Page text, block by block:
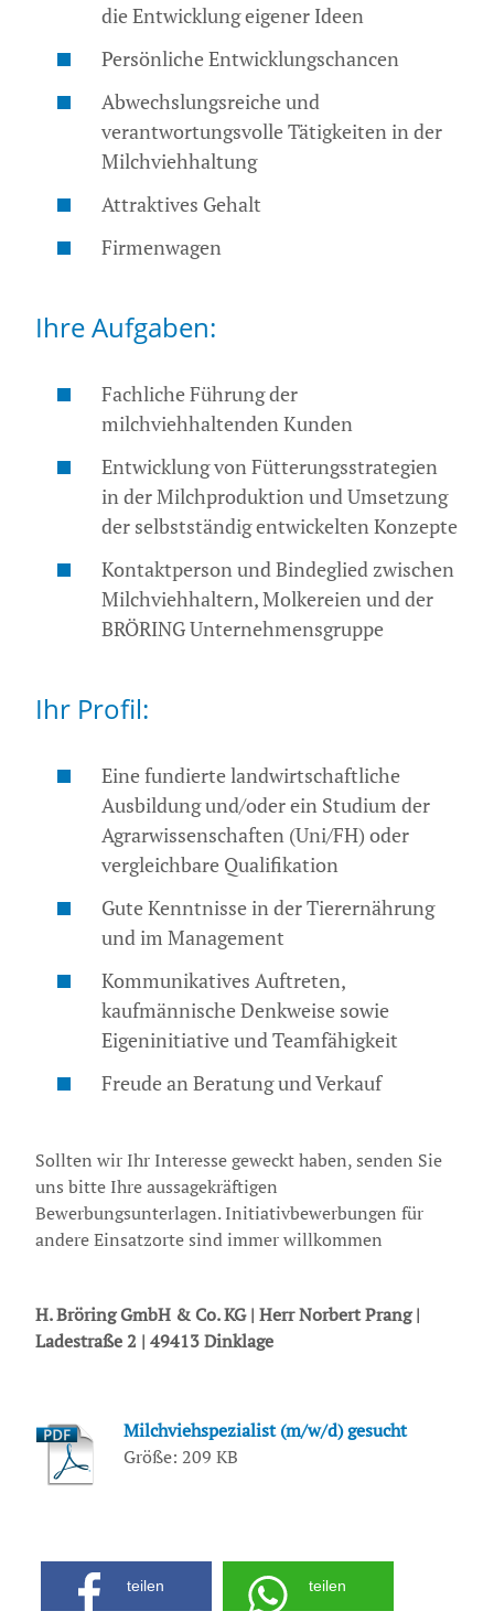
die Entwicklung eigener Ideen
Persönliche Entwicklungschancen
Abwechslungsreiche und
verantwortungsvolle Tätigkeiten in der
Milchviehhaltung
Attraktives Gehalt
Firmenwagen
Ihre Aufgaben:
Fachliche Führung der
milchviehhaltenden Kunden
Entwicklung von Fütterungsstrategien
in der Milchproduktion und Umsetzung
der selbstständig entwickelten Konzepte
Kontaktperson und Bindeglied zwischen
Milchviehhaltern, Molkereien und der
BRÖRING Unternehmensgruppe
Ihr Profil:
Eine fundierte landwirtschaftliche
Ausbildung und/oder ein Studium der
Agrarwissenschaften (Uni/FH) oder
vergleichbare Qualifikation
Gute Kenntnisse in der Tierernährung
und im Management
Kommunikatives Auftreten,
kaufmännische Denkweise sowie
Eigeninitiative und Teamfähigkeit
Freude an Beratung und Verkauf
Sollten wir Ihr Interesse geweckt haben, senden Sie
uns bitte Ihre aussagekräftigen
Bewerbungsunterlagen. Initiativbewerbungen für
andere Einsatzorte sind immer willkommen
H. Bröring GmbH & Co. KG | Herr Norbert Prang |
Ladestraße 2 | 49413 Dinklage
Milchviehspezialist (m/w/d) gesucht
Größe: 209 KB
teilen teilen